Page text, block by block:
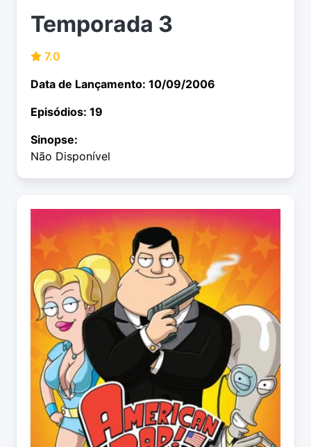
Temporada 3
7.0
Data de Lançamento: 10/09/2006
Episódios: 19
Sinopse:
Não Disponível